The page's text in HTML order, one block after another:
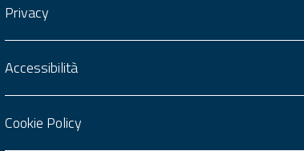
Privacy
Accessibilità
Cookie Policy